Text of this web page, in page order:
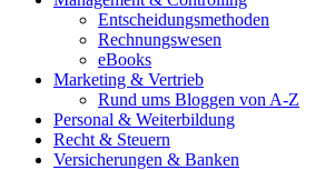
Entscheidungsmethoden
Rechnungswesen
eBooks
Marketing & Vertrieb
Rund ums Bloggen von A-Z
Personal & Weiterbildung
Recht & Steuern
Versicherungen & Banken